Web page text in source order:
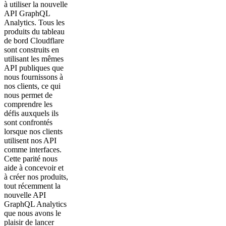
à utiliser la nouvelle
API GraphQL
Analytics. Tous les
produits du tableau
de bord Cloudflare
sont construits en
utilisant les mêmes
API publiques que
nous fournissons à
nos clients, ce qui
nous permet de
comprendre les
défis auxquels ils
sont confrontés
lorsque nos clients
utilisent nos API
comme interfaces.
Cette parité nous
aide à concevoir et
à créer nos produits,
tout récemment la
nouvelle API
GraphQL Analytics
que nous avons le
plaisir de lancer